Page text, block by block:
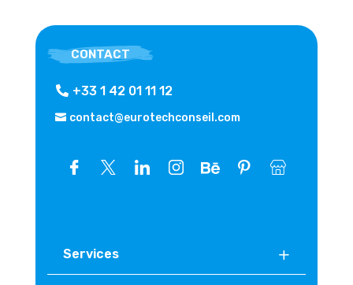
CONTACT
+33 1 42 01 11 12
contact@eurotechconseil.com
Services